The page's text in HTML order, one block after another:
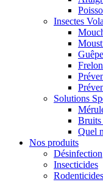
Insectes
Solutions
Bruits
Quel
Nos produits
Désinfection
Insecticides
Rodenticides